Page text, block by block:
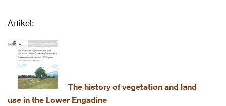
Artikel:
The history of vegetation and land
use in the Lower Engadine